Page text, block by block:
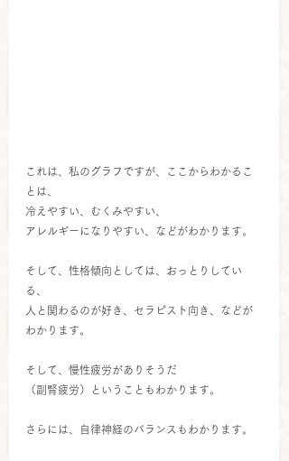
これは、私のグラフですが、ここからわかるこ
とは、
冷えやすい、むくみやすい、
アレルギーになりやすい、などがわかります。
そして、性格傾向としては、おっとりしてい
る、
人と関わるのが好き、セラピスト向き、などが
わかります。
そして、慢性疲労がありそうだ
（副腎疲労）ということもわかります。
さらには、自律神経のバランスもわかります。